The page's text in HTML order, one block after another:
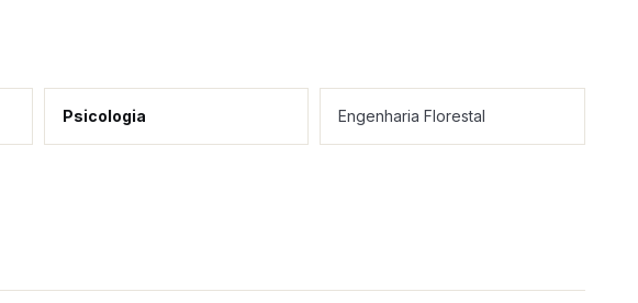
Psicologia Engenharia Florestal